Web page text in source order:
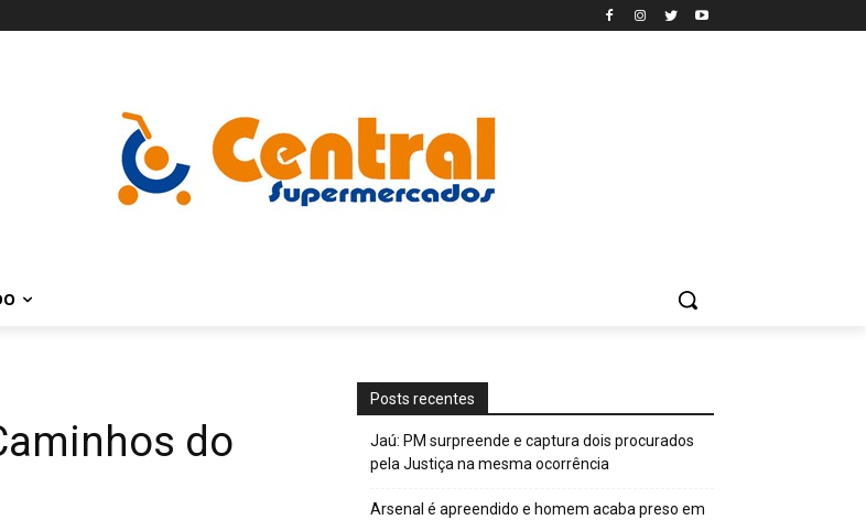
do
Posts recentes
Jaú: PM surpreende e captura dois procurados
pela Justiça na mesma ocorrência
Arsenal é apreendido e homem acaba preso em